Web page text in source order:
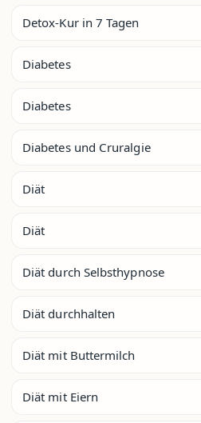
Detox-Kur in 7 Tagen
Diabetes
Diabetes
Diabetes und Cruralgie
Diät
Diät
Diät durch Selbsthypnose
Diät durchhalten
Diät mit Buttermilch
Diät mit Eiern